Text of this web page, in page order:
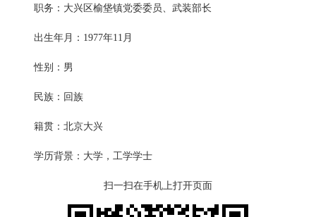
职务：大兴区榆垡镇党委委员、武装部长
出生年月：1977年11月
性别：男
民族：回族
籍贯：北京大兴
学历背景：大学，工学学士
扫一扫在手机上打开页面